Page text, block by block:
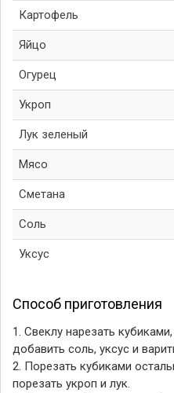
Картофель
Яйцо
Огурец
Укроп
Лук зеленый
Мясо
Сметана
Соль
Уксус
Способ приготовления
1. Свеклу нарезать
добавить соль, уксус и
2. Порезать кубиками
порезать укроп и лук.